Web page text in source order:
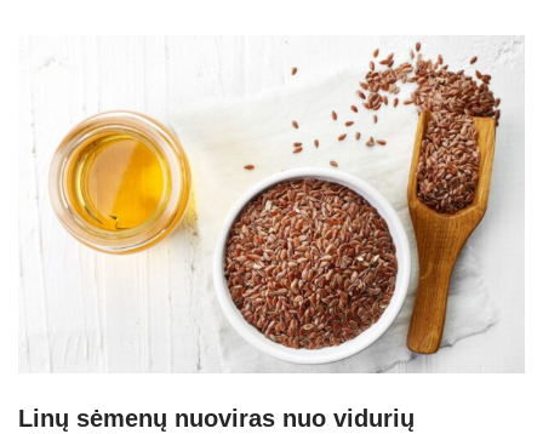
Linų sėmenų nuoviras nuo vidurių